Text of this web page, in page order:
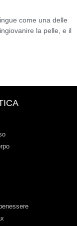
come una delle
la pelle, e il